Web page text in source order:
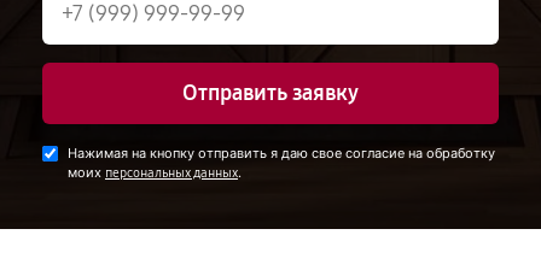
Отправить заявку
Нажимая на кнопку отправить я даю свое согласие на обработку
моих персональных данных.